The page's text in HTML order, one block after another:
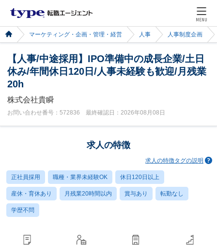
MENU
マーケティング・企画・管理・経営 人事 人事制度企画
【人事/中途採用】IPO準備中の成長企業/土日
休み/年間休日120日/人事未経験も歓迎/月残業
20h
株式会社貴瞬
お問い合わせ番号：572836 最終確認日：2026年08月08日
求人の特徴
求人の特徴タグの説明
正社員採用 職種・業界未経験OK 休日120日以上
産休・育休あり 月残業20時間以内 賞与あり 転勤なし
学歴不問